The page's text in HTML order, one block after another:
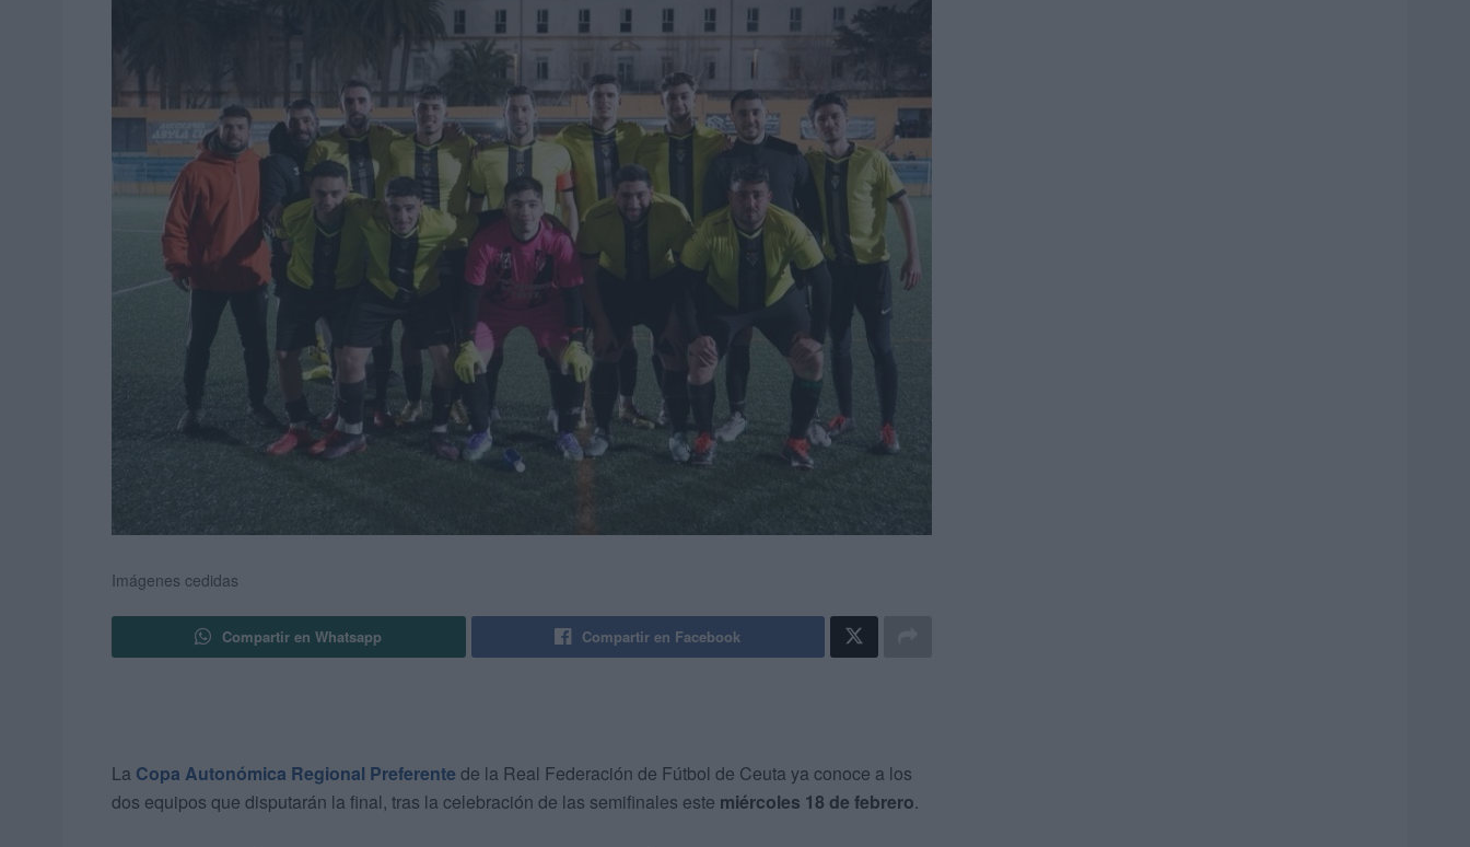
Imágenes cedidas
Compartir en Whatsapp Compartir en Facebook
La Copa Autonómica Regional Preferente de la Real Federación de Fútbol de Ceuta ya conoce a los
dos equipos que disputarán la final, tras la celebración de las semifinales este miércoles 18 de febrero.